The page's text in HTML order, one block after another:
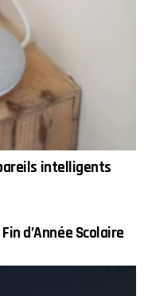
intelligents
d’Année Scolaire